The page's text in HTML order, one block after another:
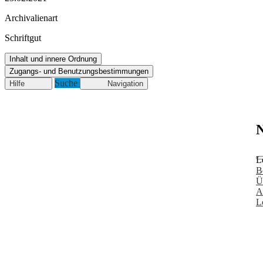
Archivalienart
Schriftgut
Inhalt und innere Ordnung
Zugangs- und Benutzungsbestimmungen
Hilfe
Suche Navigation